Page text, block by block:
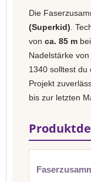
Die
(Superkid) .
von ca. 85 m bei
Nadelstärke von
1340 solltest du
Projekt
bis zur letzten